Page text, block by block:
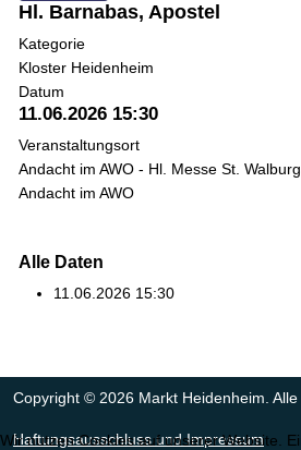
Hl. Barnabas, Apostel
Kategorie
Kloster Heidenheim
Datum
11.06.2026 15:30
Veranstaltungsort
Andacht im AWO - Hl. Messe St.
Andacht im AWO
Alle Daten
11.06.2026 15:30
Copyright © 2026 Markt Heidenheim. Alle
Haftungsausschluss und Impressum
Wir nutzen Cookies auf unserer Website.